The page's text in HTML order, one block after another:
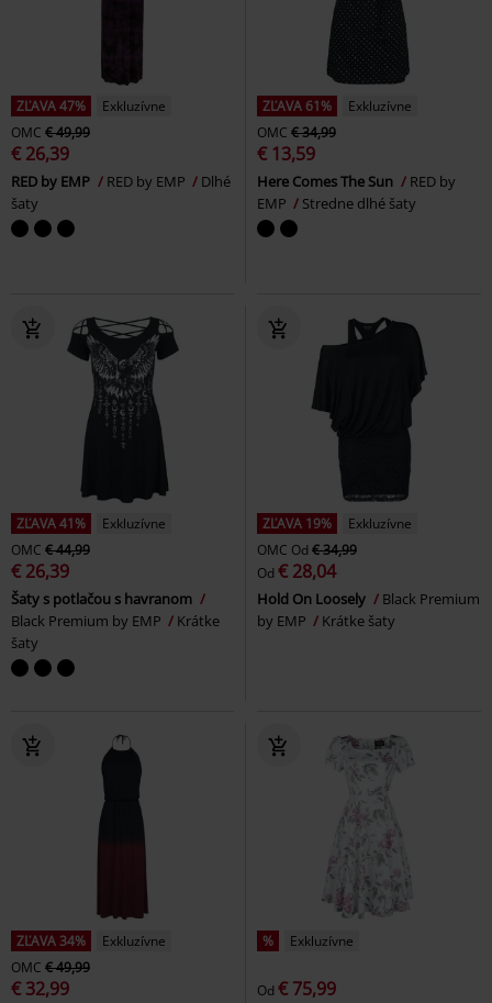
ZĽAVA 47%
Exkluzívne
OMC € 49,99
€ 26,39
RED by EMP RED by EMP
Dlhé
šaty
ZĽAVA 61%
Exkluzívne
OMC € 34,99
€ 13,59
Here Comes The Sun
RED by
EMP
Stredne dlhé šaty
ZĽAVA 41%
Exkluzívne
OMC € 44,99
€ 26,39
Šaty s potlačou s havranom
Black Premium by EMP
Krátke
šaty
ZĽAVA 19%
Exkluzívne
OMC Od € 34,99
Od € 28,04
Hold On Loosely
Black Premium
by EMP
Krátke šaty
ZĽAVA 34%
Exkluzívne
OMC € 49,99
€ 32,99
% Exkluzívne
Od € 75,99